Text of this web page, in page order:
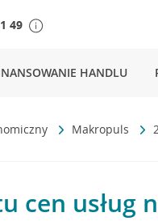
49
HANDLU
Makropuls
cen usług